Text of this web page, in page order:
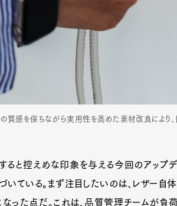
質感を保ちながら実用性を高めた素材改良により
ると控えめな印象を与える今回のアップ
いている。まず注目したいのは、レザー自
なった点だ。これは、品質管理チームが負